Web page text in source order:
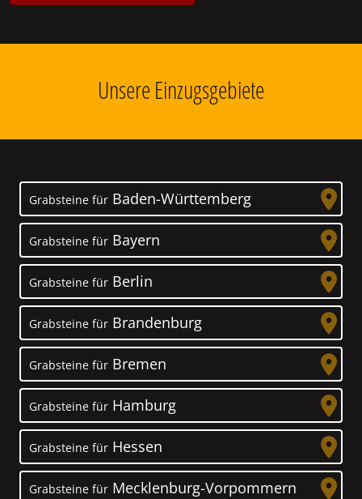
Unsere Einzugsgebiete
Grabsteine für Baden-Württemberg
Grabsteine für Bayern
Grabsteine für Berlin
Grabsteine für Brandenburg
Grabsteine für Bremen
Grabsteine für Hamburg
Grabsteine für Hessen
Grabsteine für Mecklenburg-Vorpommern